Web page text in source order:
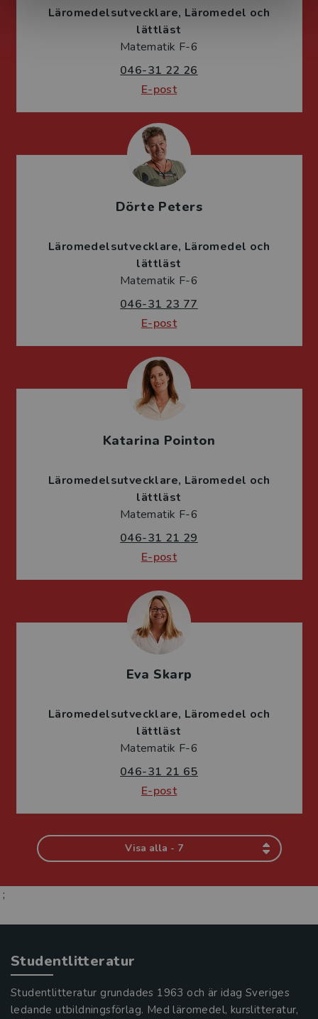
Läromedelsutvecklare Läromedel och
lättläst
Matematik F-6
046-31 22 26
E-post
Dörte Peters
Läromedelsutvecklare Läromedel och
lättläst
Matematik F-6
046-31 23 77
E-post
Katarina Pointon
Läromedelsutvecklare Läromedel och
lättläst
Matematik F-6
046-31 21 29
E-post
Eva Skarp
Läromedelsutvecklare Läromedel och
lättläst
Matematik F-6
046-31 21 65
E-post
Visa alla - 7
;
Studentlitteratur
Studentlitteratur grundades 1963 och är idag Sveriges
ledande utbildningsförlag. Med läromedel, kurslitteratur,